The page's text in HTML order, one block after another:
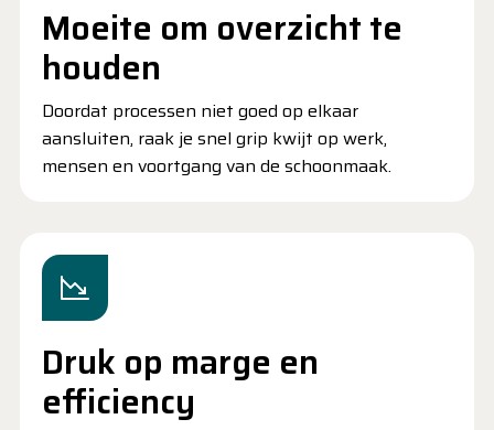
Moeite om overzicht te
houden
Doordat processen niet goed op elkaar
aansluiten, raak je snel grip kwijt op werk,
mensen en voortgang van de schoonmaak.
Druk op marge en
efficiency